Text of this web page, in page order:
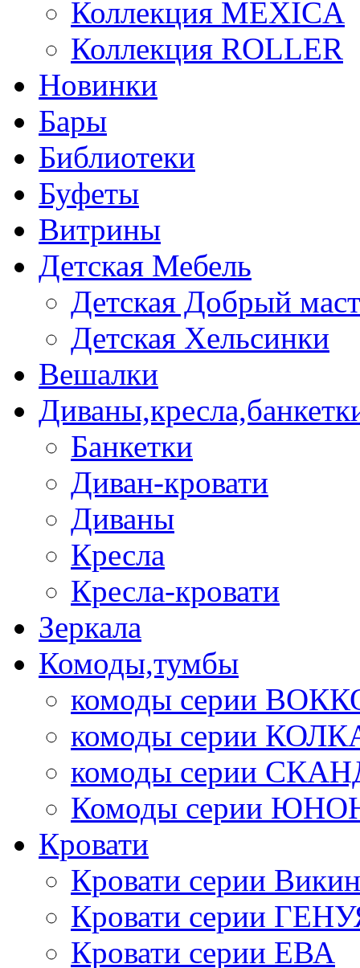
Коллекция MEXICA
Коллекция ROLLER
Новинки
Бары
Библиотеки
Буфеты
Витрины
Детская Мебель
Детская Добрый
Детская Хельсинки
Вешалки
Банкетки
Диван-кровати
Диваны
Кресла
Кресла-кровати
Зеркала
Комоды,тумбы
комоды серии
комоды серии
комоды серии
Комоды серии
Кровати
Кровати серии
Кровати серии
Кровати серии ЕВА